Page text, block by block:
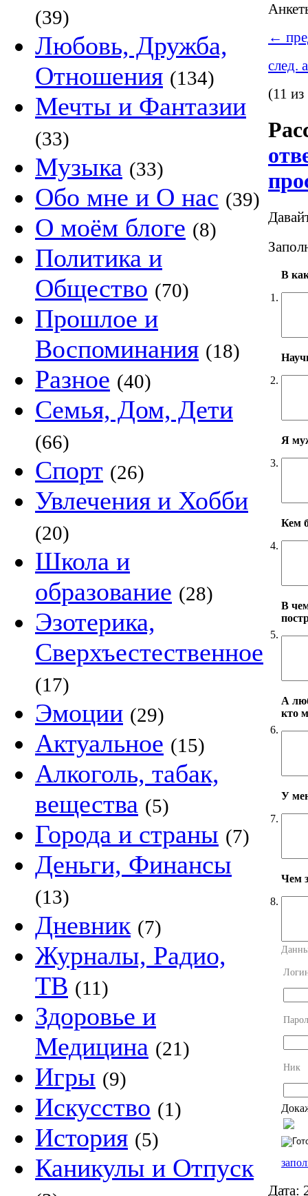
(39)
Любовь, Дружба,
Отношения (134)
Мечты и Фантазии
(33)
Музыка (33)
Обо мне и О нас (39)
О моём блоге (8)
Политика и
Общество (70)
Прошлое и
Воспоминания (18)
Разное (40)
Семья, Дом, Дети
(66)
Спорт (26)
Увлечения и Хобби
(20)
Школа и
образование (28)
Эзотерика,
Сверхъестественное
(17)
Эмоции (29)
Актуальное (15)
Алкоголь, табак,
вещества (5)
Города и страны (7)
Деньги, Финансы
(13)
Дневник (7)
Журналы, Радио,
ТВ (11)
Здоровье и
Медицина (21)
Игры (9)
Искусство (1)
История (5)
Каникулы и Отпуск
←
след.
(11
1.
В
2.
3.
Я
4.
Кем
5.
В
6.
А
кто
7.
У
8.
Чем
Ник
Дата: